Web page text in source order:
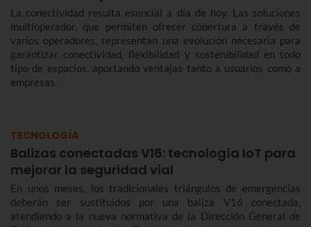
La conectividad resulta esencial a día de hoy. Las soluciones
multioperador, que permiten ofrecer cobertura a través de
varios operadores, representan una evolución necesaria para
garantizar conectividad, flexibilidad y sostenibilidad en todo
tipo de espacios, aportando ventajas tanto a usuarios como a
empresas.
TECNOLOGÍA
Balizas conectadas V16: tecnología IoT para
mejorar la seguridad vial
En unos meses, los tradicionales triángulos de emergencias
deberán ser sustituidos por una baliza V16 conectada,
atendiendo a la nueva normativa de la Dirección General de